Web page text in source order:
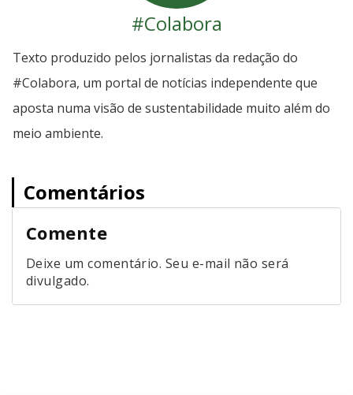
#Colabora
Texto produzido pelos jornalistas da redação do
#Colabora, um portal de notícias independente que
aposta numa visão de sustentabilidade muito além do
meio ambiente.
Comentários
Comente
Deixe um comentário. Seu e-mail não será
divulgado.